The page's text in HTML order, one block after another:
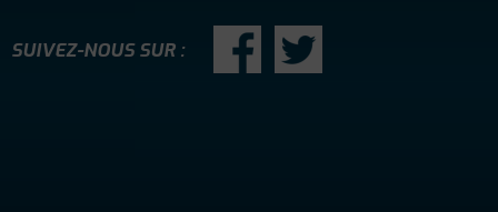
SUIVEZ-NOUS SUR :